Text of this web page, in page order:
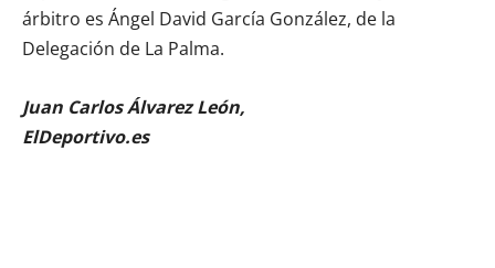
árbitro es Ángel David García González, de la
Delegación de La Palma.
Juan Carlos Álvarez León,
ElDeportivo.es